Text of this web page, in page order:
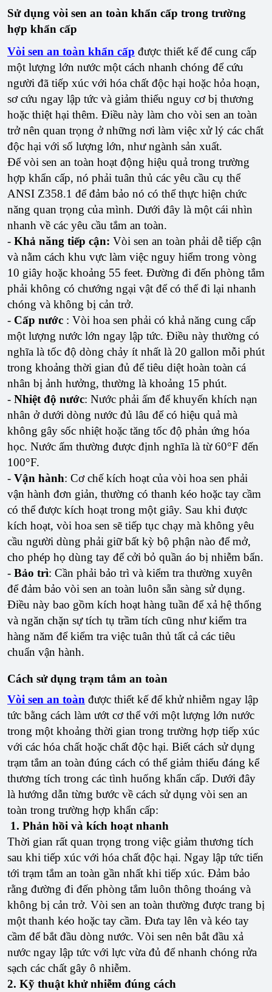
Sử dụng vòi sen an toàn khẩn cấp trong trường
hợp khẩn cấp
Vòi sen an toàn khẩn cấp được thiết kế để cung cấp
một lượng lớn nước một cách nhanh chóng để cứu
người đã tiếp xúc với hóa chất độc hại hoặc hỏa hoạn,
sơ cứu ngay lập tức và giảm thiểu nguy cơ bị thương
hoặc thiệt hại thêm. Điều này làm cho vòi sen an toàn
trở nên quan trọng ở những nơi làm việc xử lý các chất
độc hại với số lượng lớn, như ngành sản xuất.
Để vòi sen an toàn hoạt động hiệu quả trong trường
hợp khẩn cấp, nó phải tuân thủ các yêu cầu cụ thể
ANSI Z358.1 để đảm bảo nó có thể thực hiện chức
năng quan trọng của mình. Dưới đây là một cái nhìn
nhanh về các yêu cầu tắm an toàn.
- Khả năng tiếp cận: Vòi sen an toàn phải dễ tiếp cận
và nằm cách khu vực làm việc nguy hiểm trong vòng
10 giây hoặc khoảng 55 feet. Đường đi đến phòng tắm
phải không có chướng ngại vật để có thể đi lại nhanh
chóng và không bị cản trở.
- Cấp nước : Vòi hoa sen phải có khả năng cung cấp
một lượng nước lớn ngay lập tức. Điều này thường có
nghĩa là tốc độ dòng chảy ít nhất là 20 gallon mỗi phút
trong khoảng thời gian đủ để tiêu diệt hoàn toàn cá
nhân bị ảnh hưởng, thường là khoảng 15 phút.
- Nhiệt độ nước: Nước phải ấm để khuyến khích nạn
nhân ở dưới dòng nước đủ lâu để có hiệu quả mà
không gây sốc nhiệt hoặc tăng tốc độ phản ứng hóa
học. Nước ấm thường được định nghĩa là từ 60°F đến
100°F.
- Vận hành: Cơ chế kích hoạt của vòi hoa sen phải
vận hành đơn giản, thường có thanh kéo hoặc tay cầm
có thể được kích hoạt trong một giây. Sau khi được
kích hoạt, vòi hoa sen sẽ tiếp tục chạy mà không yêu
cầu người dùng phải giữ bất kỳ bộ phận nào để mở,
cho phép họ dùng tay để cởi bỏ quần áo bị nhiễm bẩn.
- Bảo trì: Cần phải bảo trì và kiểm tra thường xuyên
để đảm bảo vòi sen an toàn luôn sẵn sàng sử dụng.
Điều này bao gồm kích hoạt hàng tuần để xả hệ thống
và ngăn chặn sự tích tụ trầm tích cũng như kiểm tra
hàng năm để kiểm tra việc tuân thủ tất cả các tiêu
chuẩn vận hành.
Cách sử dụng trạm tắm an toàn
Vòi sen an toàn được thiết kế để khử nhiễm ngay lập
tức bằng cách làm ướt cơ thể với một lượng lớn nước
trong một khoảng thời gian trong trường hợp tiếp xúc
với các hóa chất hoặc chất độc hại. Biết cách sử dụng
trạm tắm an toàn đúng cách có thể giảm thiểu đáng kể
thương tích trong các tình huống khẩn cấp. Dưới đây
là hướng dẫn từng bước về cách sử dụng vòi sen an
toàn trong trường hợp khẩn cấp:
1. Phản hồi và kích hoạt nhanh
Thời gian rất quan trọng trong việc giảm thương tích
sau khi tiếp xúc với hóa chất độc hại. Ngay lập tức tiến
tới trạm tắm an toàn gần nhất khi tiếp xúc. Đảm bảo
rằng đường đi đến phòng tắm luôn thông thoáng và
không bị cản trở. Vòi sen an toàn thường được trang bị
một thanh kéo hoặc tay cầm. Đưa tay lên và kéo tay
cầm để bắt đầu dòng nước. Vòi sen nên bắt đầu xả
nước ngay lập tức với lực vừa đủ để nhanh chóng rửa
sạch các chất gây ô nhiễm.
2. Kỹ thuật khử nhiễm đúng cách